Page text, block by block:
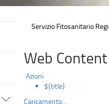
alle
Servizio Fitosanitario
Web
Azioni
${title}
Caricamento...